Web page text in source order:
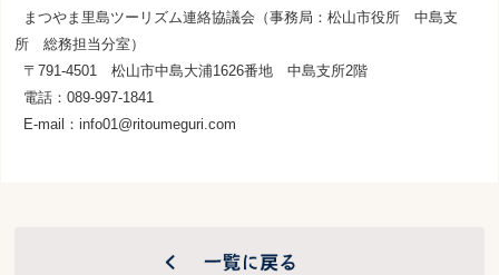
まつやま里島ツーリズム連絡協議会（事務局：松山市役所 中島支
所 総務担当分室）
〒791-4501 松山市中島大浦1626番地 中島支所2階
電話：089-997-1841
E-mail：info01@ritoumeguri.com